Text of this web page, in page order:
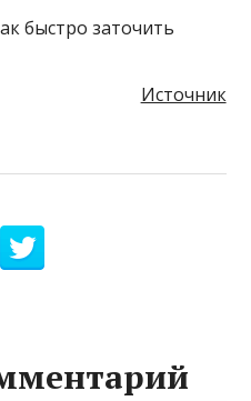
быстро заточить
Источник